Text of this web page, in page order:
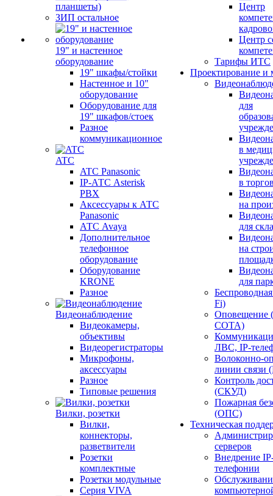
планшеты)
ЗИП остальное
19" и настенное
оборудование
19" шкафы/стойки
Настенное и 10"
оборудование
Оборудование для
19" шкафов/стоек
Разное
коммуникационное
ATC
ATC Panasonic
IP-АТС Asterisk
PBX
Аксессуары к АТС
Panasonic
АТС Avaya
Дополнительное
телефонное
оборудование
Оборудование
KRONE
Разное
Видеонаблюдение
Видеокамеры,
объективы
Видеорегистраторы
Микрофоны,
аксессуары
Разное
Типовые решения
Вилки, розетки
Вилки,
коннекторы,
разветвители
Розетки
комплектные
Розетки модульные
Серия VIVA
Центр
Центр
Тарифы ИТС
Проектирование и
для
в
в
на
для
на
для
Fi)
СОТА)
ЛВС, IP-
Волоконно-
линии
Контроль
(СКУД)
Пожарная
(ОПС)
Техническая
серверов
Внедрение
телефонии